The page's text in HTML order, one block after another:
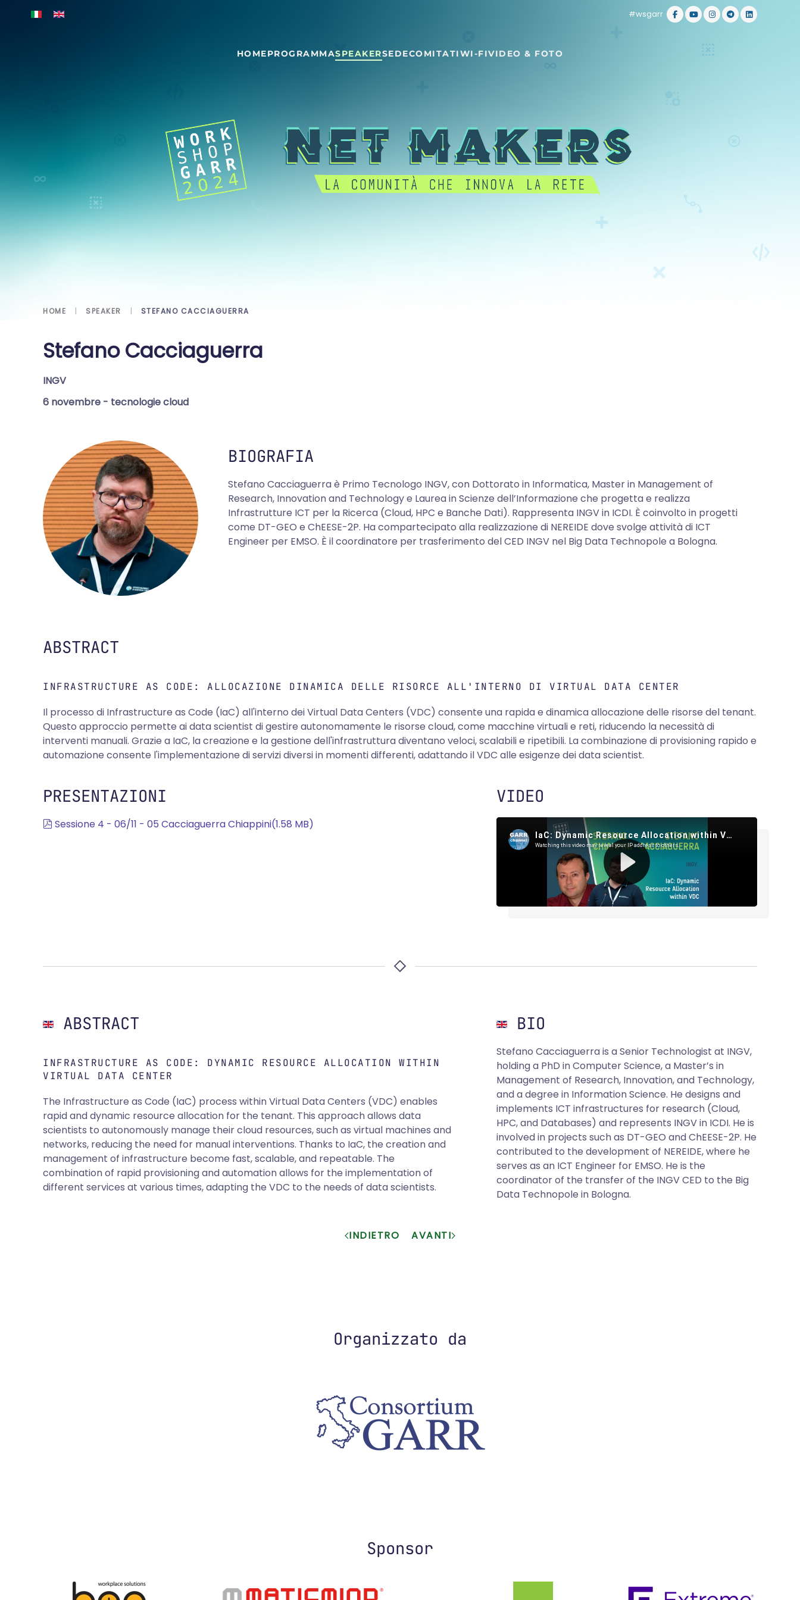
#wsgarr
HOMEPROGRAMMASPEAKERSEDECOMITATIWI-FIVIDEO & FOTO
HOME SPEAKER STEFANO CACCIAGUERRA
Stefano Cacciaguerra
INGV
6 novembre - tecnologie cloud
BIOGRAFIA
Stefano Cacciaguerra è Primo Tecnologo INGV, con Dottorato in Informatica, Master in Management of
Research, Innovation and Technology e Laurea in Scienze dell’Informazione che progetta e realizza
Infrastrutture ICT per la Ricerca (Cloud, HPC e Banche Dati). Rappresenta INGV in ICDI. È coinvolto in progetti
come DT-GEO e ChEESE-2P. Ha compartecipato alla realizzazione di NEREIDE dove svolge attività di ICT
Engineer per EMSO. È il coordinatore per trasferimento del CED INGV nel Big Data Technopole a Bologna.
ABSTRACT
INFRASTRUCTURE AS CODE: ALLOCAZIONE DINAMICA DELLE RISORCE ALL'INTERNO DI VIRTUAL DATA CENTER
Il processo di Infrastructure as Code (IaC) all'interno dei Virtual Data Centers (VDC) consente una rapida e dinamica allocazione delle risorse del tenant.
Questo approccio permette ai data scientist di gestire autonomamente le risorse cloud, come macchine virtuali e reti, riducendo la necessità di
interventi manuali. Grazie a IaC, la creazione e la gestione dell'infrastruttura diventano veloci, scalabili e ripetibili. La combinazione di provisioning rapido e
automazione consente l'implementazione di servizi diversi in momenti differenti, adattando il VDC alle esigenze dei data scientist.
PRESENTAZIONI
pdf
Sessione 4 - 06/11 - 05 Cacciaguerra Chiappini(1.58 MB)
VIDEO
BIO
Stefano Cacciaguerra is a Senior Technologist at INGV,
holding a PhD in Computer Science, a Master’s in
Management of Research, Innovation, and Technology,
and a degree in Information Science. He designs and
implements ICT infrastructures for research (Cloud,
HPC, and Databases) and represents INGV in ICDI. He is
involved in projects such as DT-GEO and ChEESE-2P. He
contributed to the development of NEREIDE, where he
serves as an ICT Engineer for EMSO. He is the
coordinator of the transfer of the INGV CED to the Big
Data Technopole in Bologna.
ABSTRACT
INFRASTRUCTURE AS CODE: DYNAMIC RESOURCE ALLOCATION WITHIN
VIRTUAL DATA CENTER
The Infrastructure as Code (IaC) process within Virtual Data Centers (VDC) enables
rapid and dynamic resource allocation for the tenant. This approach allows data
scientists to autonomously manage their cloud resources, such as virtual machines and
networks, reducing the need for manual interventions. Thanks to IaC, the creation and
management of infrastructure become fast, scalable, and repeatable. The
combination of rapid provisioning and automation allows for the implementation of
different services at various times, adapting the VDC to the needs of data scientists.
INDIETRO AVANTI
Organizzato da
Sponsor